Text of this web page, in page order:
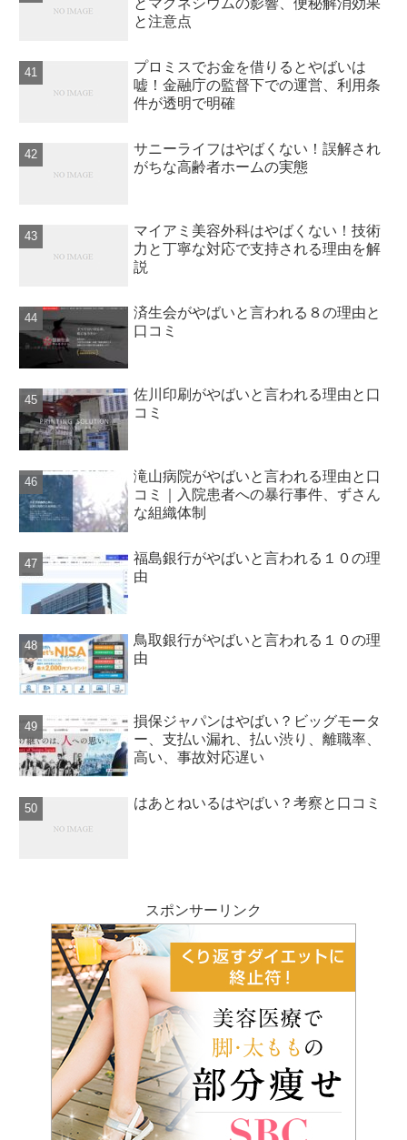
と注意点
プロミスでお金を借りるとやばいは
嘘！金融庁の監督下での運営、利用条
件が透明で明確
サニーライフはやばくない！誤解され
がちな高齢者ホームの実態
マイアミ美容外科はやばくない！技術
力と丁寧な対応で支持される理由を解
説
済生会がやばいと言われる８の理由と
口コミ
佐川印刷がやばいと言われる理由と口
コミ
滝山病院がやばいと言われる理由と口
コミ｜入院患者への暴行事件、ずさん
な組織体制
福島銀行がやばいと言われる１０の理
由
鳥取銀行がやばいと言われる１０の理
由
損保ジャパンはやばい？ビッグモータ
ー、支払い漏れ、払い渋り、離職率、
高い、事故対応遅い
はあとねいるはやばい？考察と口コミ
スポンサーリンク